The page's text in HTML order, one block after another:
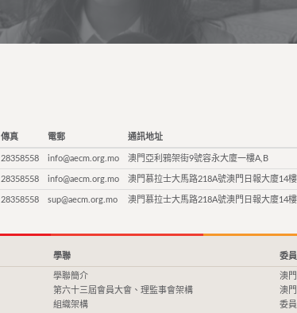
傳真 電郵 通訊地址
28358558 info@aecm.org.mo 澳門亞利鴉架街9號容永大廈一樓A,B
28358558 info@aecm.org.mo 澳門慕拉士大馬路218A號澳門日報大廈14樓
28358558 sup@aecm.org.mo 澳門慕拉士大馬路218A號澳門日報大廈14樓
學聯
學聯簡介
第六十三屆會員大會、理監事會架構
組織架構
委
澳
澳
委